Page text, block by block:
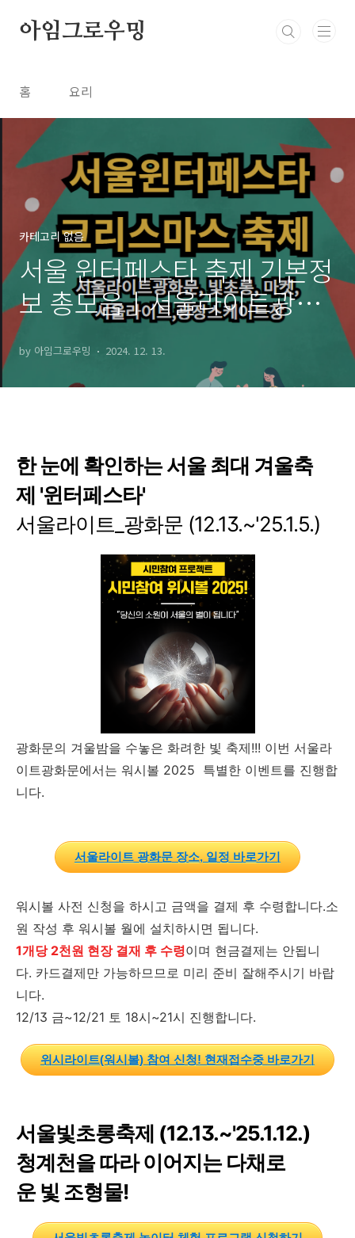
아임그로우밍
홈 요리
카테고리 없음
서울 윈터페스타 축제 기본정
보 총모음ㅣ서울라이트광화
문, 빛초롱축제, 마켓, 서울라
이트,서울광장스케이트장예
약
by 아임그로우밍 2024. 12. 13.
한 눈에 확인하는 서울 최대 겨울축
제 '윈터페스타'
서울라이트_광화문 (12.13.~'25.1.5.)
광화문의 겨울밤을 수놓은 화려한 빛 축제!!! 이번 서울라
이트광화문에서는 워시볼 2025 특별한 이벤트를 진행합
니다.
서울라이트 광화문 장소, 일정 바로가기
워시볼 사전 신청을 하시고 금액을 결제 후 수령합니다.소
원 작성 후 워시볼 월에 설치하시면 됩니다.
1개당 2천원 현장 결재 후 수령이며 현금결제는 안됩니
다. 카드결제만 가능하므므로 미리 준비 잘해주시기 바랍
니다.
12/13 금~12/21 토 18시~21시 진행합니다.
위시라이트(워시볼) 참여 신청! 현재접수중 바로가기
서울빛초롱축제 (12.13.~'25.1.12.)
청계천을 따라 이어지는 다채로
운 빛 조형물!